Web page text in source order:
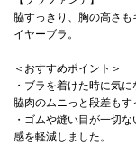
脇すっきり、胸の高さ
イヤーブラ。
＜おすすめポイント＞
・ブラを着けた時に気
脇肉のムニっと段差もす
・ゴムや縫い目が一切
感を軽減しました。